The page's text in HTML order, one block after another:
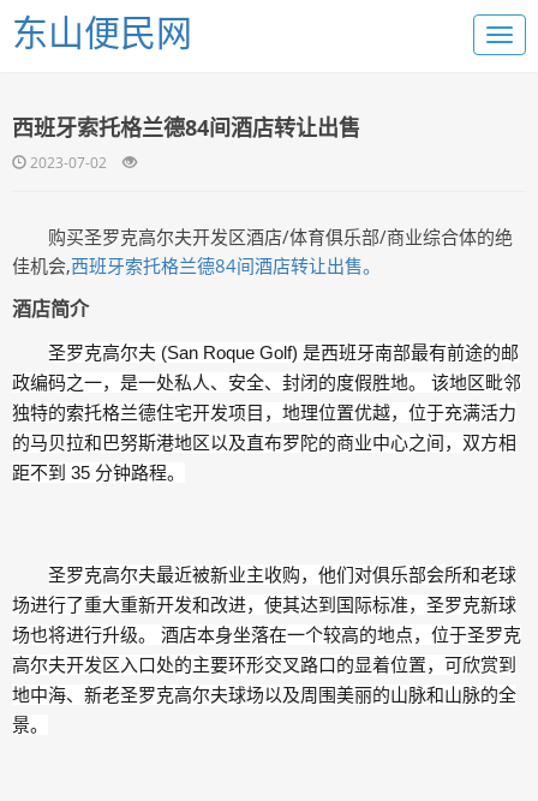
东山便民网
西班牙索托格兰德84间酒店转让出售
2023-07-02
购买圣罗克高尔夫开发区酒店/体育俱乐部/商业综合体的绝
佳机会,西班牙索托格兰德84间酒店转让出售。
酒店简介
圣罗克高尔夫 (San Roque Golf) 是西班牙南部最有前途的邮
政编码之一，是一处私人、安全、封闭的度假胜地。 该地区毗邻
独特的索托格兰德住宅开发项目，地理位置优越，位于充满活力
的马贝拉和巴努斯港地区以及直布罗陀的商业中心之间，双方相
距不到 35 分钟路程。
圣罗克高尔夫最近被新业主收购，他们对俱乐部会所和老球
场进行了重大重新开发和改进，使其达到国际标准，圣罗克新球
场也将进行升级。 酒店本身坐落在一个较高的地点，位于圣罗克
高尔夫开发区入口处的主要环形交叉路口的显着位置，可欣赏到
地中海、新老圣罗克高尔夫球场以及周围美丽的山脉和山脉的全
景。